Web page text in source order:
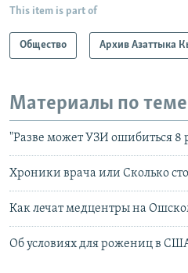
This item is part of
Общество Архив Азаттыка
Материалы по теме
"Разве может УЗИ ошибиться 8
Хроники врача или Сколько
Как лечат медцентры на
Об условиях для рожениц в